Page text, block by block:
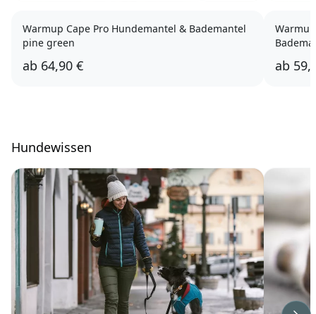
Warmup Cape Pro Hundemantel & Bademantel
pine green
ab 64,90 € ab
Hundewissen